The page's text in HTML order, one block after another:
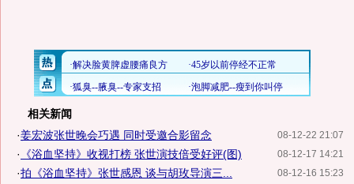
相关新闻
08-12-22 21:07
·姜宏波张世晚会巧遇 同时受邀合影留念
08-12-17 14:21
· 《浴血坚持》收视打榜 张世演技倍受好评(图)
08-12-16 15:23
·拍《浴血坚持》张世感恩 谈与胡玫导演三...